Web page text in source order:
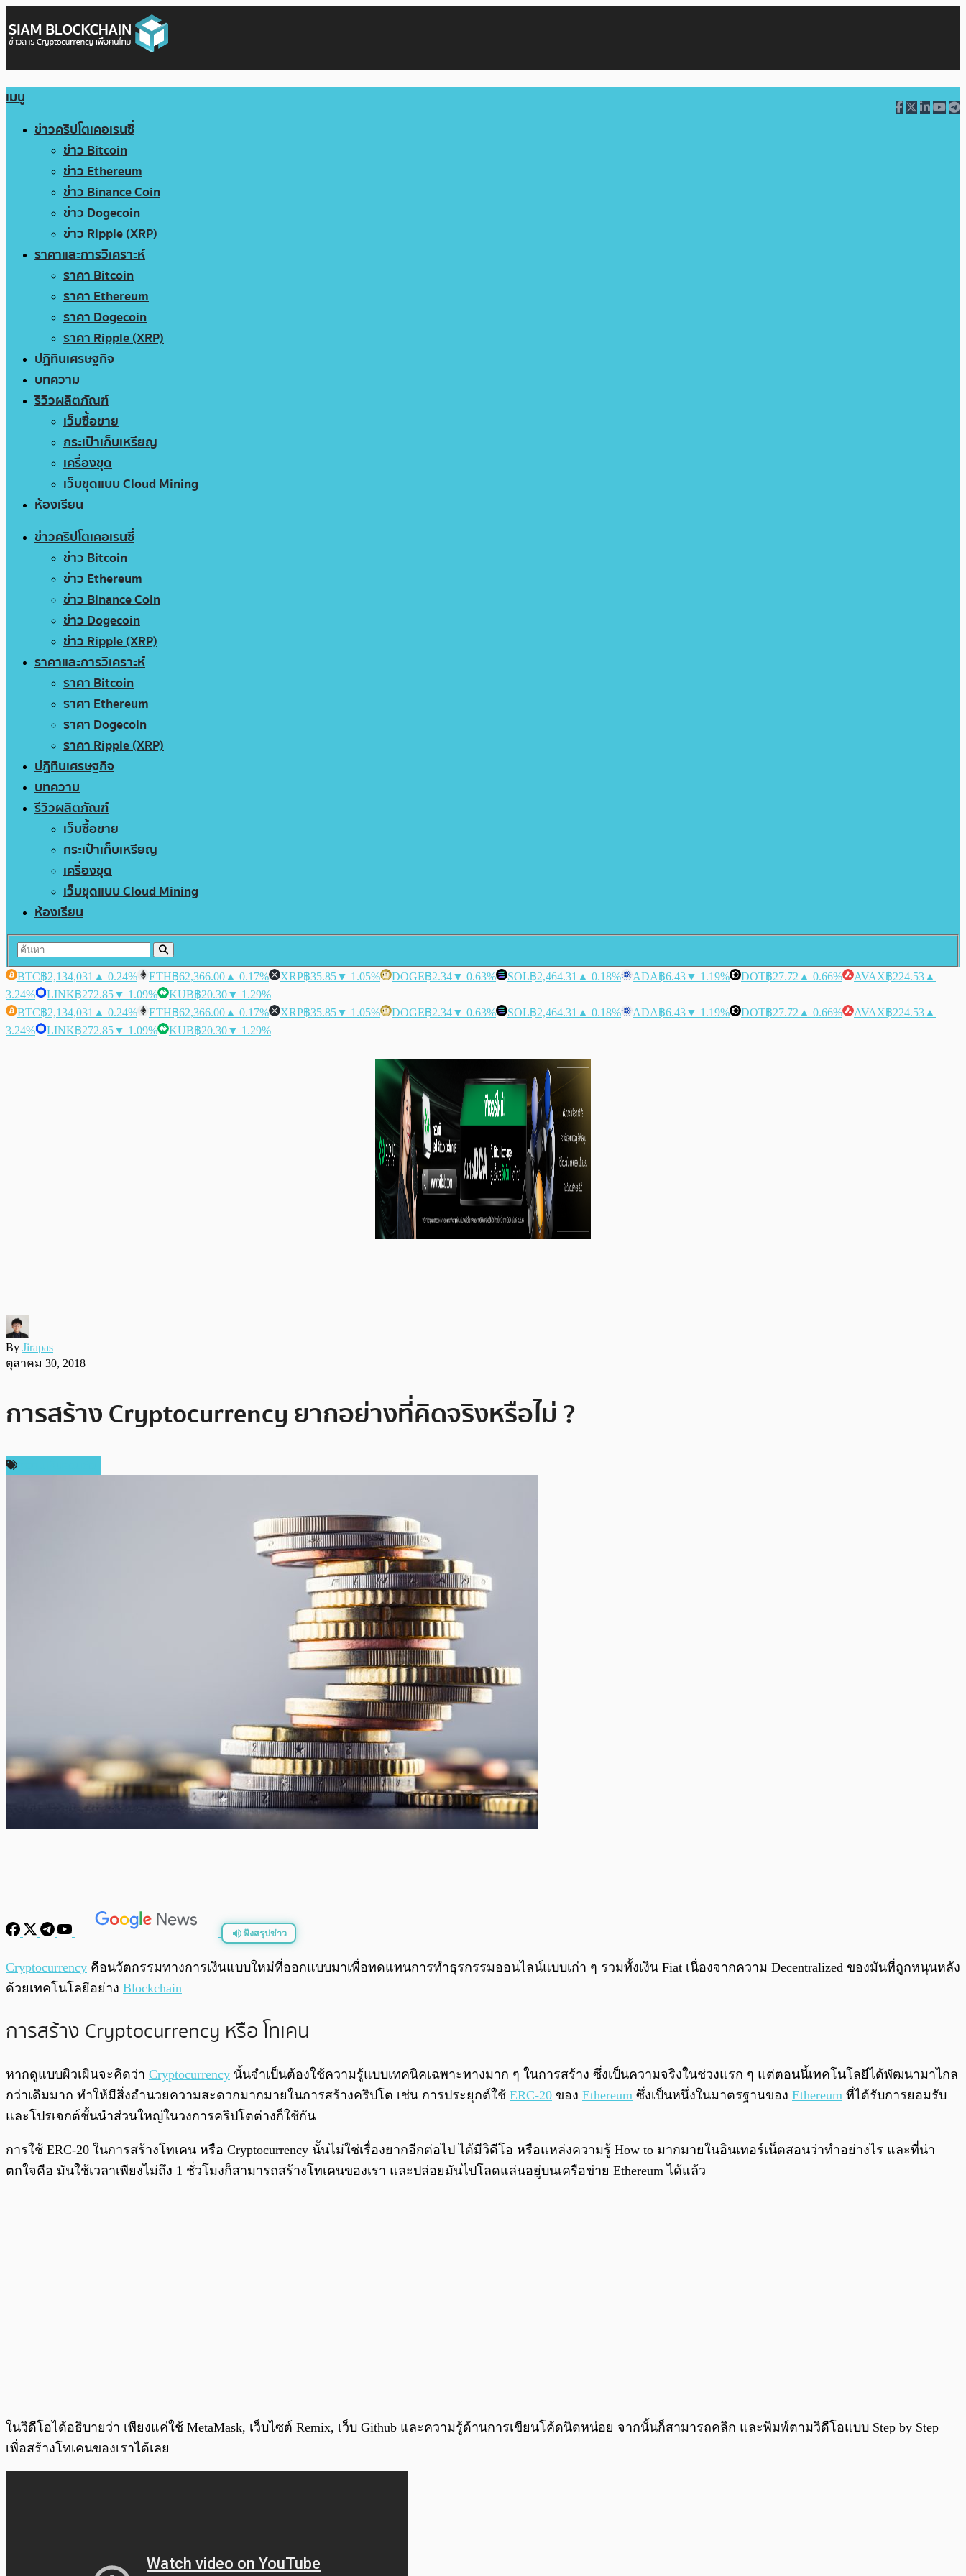
เมนู
ข่าวคริปโตเคอเรนซี่
ข่าว Bitcoin
ข่าว Ethereum
ข่าว Binance Coin
ข่าว Dogecoin
ข่าว Ripple (XRP)
ราคาและการวิเคราะห์
ราคา Bitcoin
ราคา Ethereum
ราคา Dogecoin
ราคา Ripple (XRP)
ปฏิทินเศรษฐกิจ
บทความ
รีวิวผลิตภัณฑ์
เว็บซื้อขาย
กระเป๋าเก็บเหรียญ
เครื่องขุด
เว็บขุดแบบ Cloud Mining
ห้องเรียน
ข่าวคริปโตเคอเรนซี่
ข่าว Bitcoin
ข่าว Ethereum
ข่าว Binance Coin
ข่าว Dogecoin
ข่าว Ripple (XRP)
ราคาและการวิเคราะห์
ราคา Bitcoin
ราคา Ethereum
ราคา Dogecoin
ราคา Ripple (XRP)
ปฏิทินเศรษฐกิจ
บทความ
รีวิวผลิตภัณฑ์
เว็บซื้อขาย
กระเป๋าเก็บเหรียญ
เครื่องขุด
เว็บขุดแบบ Cloud Mining
ห้องเรียน
BTC฿2,134,031 ▲ 0.24% ETH฿62,366.00 ▲ 0.17% XRP฿35.85▼ 1.05% DOGE฿2.34▼ 0.63% SOL฿2,464.31 ▲ 0.18% ADA฿6.43▼ 1.19% DOT฿27.72 ▲ 0.66% AVAX฿224.53 ▲
3.24%
LINK฿272.85▼ 1.09% KUB฿20.30▼ 1.29%
BTC฿2,134,031 ▲ 0.24% ETH฿62,366.00 ▲ 0.17% XRP฿35.85▼ 1.05% DOGE฿2.34▼ 0.63% SOL฿2,464.31 ▲ 0.18% ADA฿6.43▼ 1.19% DOT฿27.72 ▲ 0.66% AVAX฿224.53 ▲
3.24%
LINK฿272.85▼ 1.09% KUB฿20.30▼ 1.29%
By Jirapas
ตุลาคม 30, 2018
การสร้าง Cryptocurrency ยากอย่างที่คิดจริงหรือไม่ ?
ฟังสรุปข่าว
0:00 /0:00
Cryptocurrency คือนวัตกรรมทางการเงินแบบใหม่ที่ออกแบบมาเพื่อทดแทนการทำธุรกรรมออนไลน์แบบเก่า ๆ รวมทั้งเงิน Fiat เนื่องจากความ Decentralized ของมันที่ถูกหนุนหลัง
ด้วยเทคโนโลยีอย่าง Blockchain
การสร้าง Cryptocurrency หรือ โทเคน
หากดูแบบผิวเผินจะคิดว่า Cryptocurrency นั้นจำเป็นต้องใช้ความรู้แบบเทคนิคเฉพาะทางมาก ๆ ในการสร้าง ซึ่งเป็นความจริงในช่วงแรก ๆ แต่ตอนนี้เทคโนโลยีได้พัฒนามาไกล
กว่าเดิมมาก ทำให้มีสิ่งอำนวยความสะดวกมากมายในการสร้างคริปโต เช่น การประยุกต์ใช้ ERC-20 ของ Ethereum ซึ่งเป็นหนึ่งในมาตรฐานของ Ethereum ที่ได้รับการยอมรับ
และโปรเจกต์ชั้นนำส่วนใหญ่ในวงการคริปโตต่างก็ใช้กัน
การใช้ ERC-20 ในการสร้างโทเคน หรือ Cryptocurrency นั้นไม่ใช่เรื่องยากอีกต่อไป ได้มีวิดีโอ หรือแหล่งความรู้ How to มากมายในอินเทอร์เน็ตสอนว่าทำอย่างไร และที่น่า
ตกใจคือ มันใช้เวลาเพียงไม่ถึง 1 ชั่วโมงก็สามารถสร้างโทเคนของเรา และปล่อยมันไปโลดแล่นอยู่บนเครือข่าย Ethereum ได้แล้ว
ในวิดีโอได้อธิบายว่า เพียงแค่ใช้ MetaMask, เว็บไซต์ Remix, เว็บ Github และความรู้ด้านการเขียนโค้ดนิดหน่อย จากนั้นก็สามารถคลิก และพิมพ์ตามวิดีโอแบบ Step by Step
เพื่อสร้างโทเคนของเราได้เลย